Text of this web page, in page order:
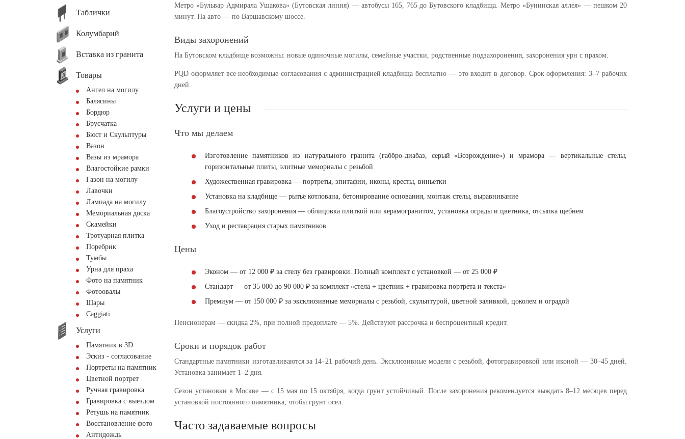
Таблички
Колумбарий
Вставка из гранита
Товары
Ангел на могилу
Балясины
Бордюр
Брусчатка
Бюст и Скульптуры
Вазон
Вазы из мрамора
Влагостойкие рамки
Газон на могилу
Лавочки
Лампада на могилу
Мемориальная доска
Скамейки
Тротуарная плитка
Поребрик
Тумбы
Урна для праха
Фото на памятник
Фотоовалы
Шары
Сaggiati
Услуги
Памятник в 3D
Эскиз - согласование
Портреты на памятник
Цветной портрет
Ручная гравировка
Гравировка с выездом
Ретушь на памятник
Восстановление фото
Антидождь
Метро «Бульвар Адмирала Ушакова» (Бутовская линия) — автобусы 165, 765 до Бутовского кладбища. Метро «Бунинская аллея» — пешком 20
минут. На авто — по Варшавскому шоссе.
Виды захоронений
На Бутовском кладбище возможны: новые одиночные могилы, семейные участки, родственные подзахоронения, захоронения урн с прахом.
PQD оформляет все необходимые согласования с администрацией кладбища бесплатно — это входит в договор. Срок оформления: 3–7 рабочих
дней.
Услуги и цены
Что мы делаем
Изготовление памятников из натурального гранита (габбро-диабаз, серый «Возрождение») и мрамора — вертикальные стелы,
горизонтальные плиты, элитные мемориалы с резьбой
Художественная гравировка — портреты, эпитафии, иконы, кресты, виньетки
Установка на кладбище — рытьё котлована, бетонирование основания, монтаж стелы, выравнивание
Благоустройство захоронения — облицовка плиткой или керамогранитом, установка ограды и цветника, отсыпка щебнем
Уход и реставрация старых памятников
Цены
Эконом — от 12 000 ₽ за стелу без гравировки. Полный комплект с установкой — от 25 000 ₽
Стандарт — от 35 000 до 90 000 ₽ за комплект «стела + цветник + гравировка портрета и текста»
Премиум — от 150 000 ₽ за эксклюзивные мемориалы с резьбой, скульптурой, цветной заливкой, цоколем и оградой
Пенсионерам — скидка 2%, при полной предоплате — 5%. Действуют рассрочка и беспроцентный кредит.
Сроки и порядок работ
Стандартные памятники изготавливаются за 14–21 рабочий день. Эксклюзивные модели с резьбой, фотогравировкой или иконой — 30–45 дней.
Установка занимает 1–2 дня.
Сезон установки в Москве — с 15 мая по 15 октября, когда грунт устойчивый. После захоронения рекомендуется выждать 8–12 месяцев перед
установкой постоянного памятника, чтобы грунт осел.
Часто задаваемые вопросы